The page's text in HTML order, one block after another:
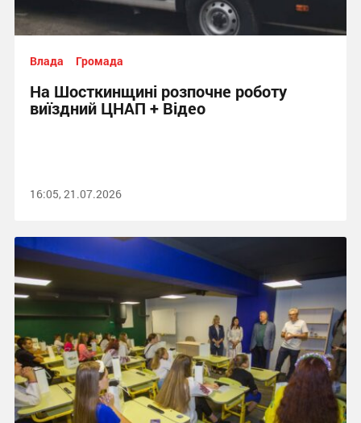
Влада Громада
На Шосткинщині розпочне роботу
виїздний ЦНАП + Відео
16:05, 21.07.2026